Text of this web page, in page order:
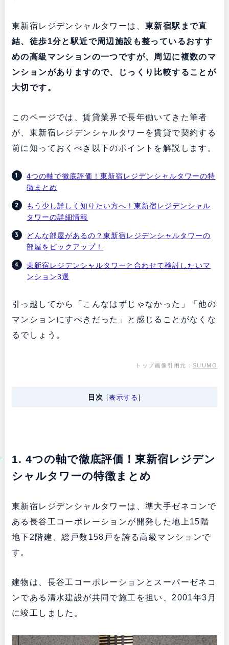
東新宿レジデンシャルタワーは、 東新宿駅まで直
結、徒歩1分と駅近で周辺施設も整っているおすす
めの高級マンションの一つですが、周辺に複数のマ
ンションがありますので、じっくり比較することが
大切です。
このページでは、賃貸業界で長年働いてきた筆者
が、東新宿レジデンシャルタワーを賃貸で契約する
前に知っておくべき以下のポイントを解説します。
4つの軸で徹底評価！東新宿レジデンシャルタワーの特
徴まとめ
もう少し詳しく知りたい方へ！東新宿レジデンシャル
タワーの詳細情報
どんな部屋があるの？東新宿レジデンシャルタワーの
部屋をピックアップ！
東新宿レジデンシャルタワーと合わせて検討したいマ
ンション3選
引っ越してから「こんなはずじゃなかった」「他の
マンションにすべきだった」と感じることがなくな
るでしょう。
トップ画像引用元：SUUMO
目次 [表示する
1. 4つの軸で徹底評価！東新宿レジデン
シャルタワーの特徴まとめ
東新宿レジデンシャルタワーは、準大手ゼネコンで
ある長谷工コーポレーションが開発した地上15階
地下2階建、総戸数158戸を誇る高級マンションで
す。
建物は、長谷工コーポレーションとスーパーゼネコ
ンである清水建設が共同で施工を担い、2001年3月
に竣工しました。